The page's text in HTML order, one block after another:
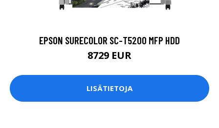
EPSON SURECOLOR SC-T5200 MFP HDD
8729 EUR
LISÄTIETOJA